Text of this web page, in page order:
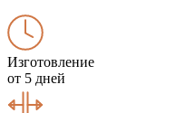
Изготовление
от 5 дней